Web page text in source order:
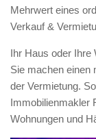
Mehrwert eines
Verkauf &
Ihr Haus oder Ihre
Sie machen einen
der Vermietung.
Immobilienmakler
Wohnungen und